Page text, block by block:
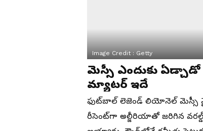
Image Credit : Getty
మెస్సీ ఎందుకు ఏడ్చాడో
మ్యాటర్ ఇదే
ఫుట్‌బాల్ లెజెండ్ లియోనెల్ మెస్సీ
రీసెంట్‌గా అల్జీరియాతో జరిగిన